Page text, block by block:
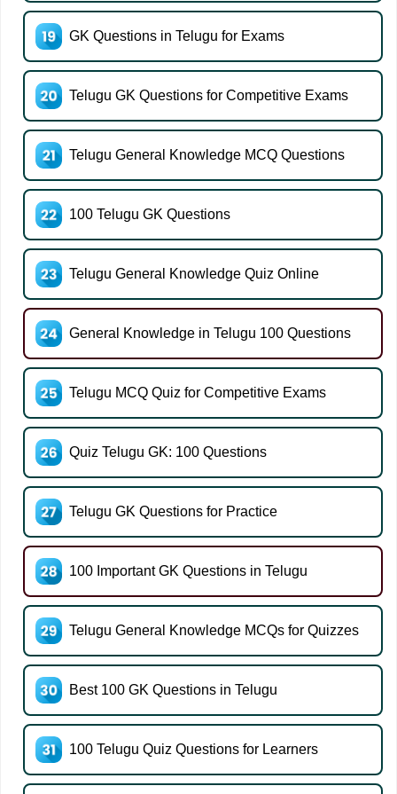
GK Questions in Telugu for Exams
Telugu GK Questions for Competitive Exams
Telugu General Knowledge MCQ Questions
100 Telugu GK Questions
Telugu General Knowledge Quiz Online
General Knowledge in Telugu 100 Questions
Telugu MCQ Quiz for Competitive Exams
Quiz Telugu GK: 100 Questions
Telugu GK Questions for Practice
100 Important GK Questions in Telugu
Telugu General Knowledge MCQs for Quizzes
Best 100 GK Questions in Telugu
100 Telugu Quiz Questions for Learners